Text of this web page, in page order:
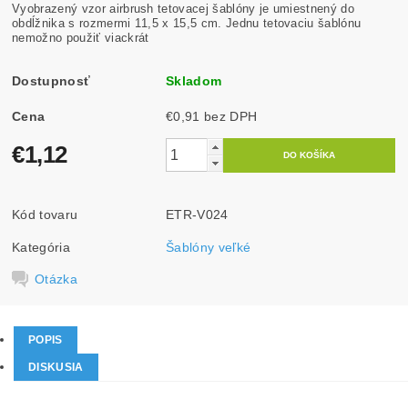
Vyobrazený vzor airbrush tetovacej šablóny je umiestnený do
obdĺžnika s rozmermi 11,5 x 15,5 cm. Jednu tetovaciu šablónu
nemožno použiť viackrát
Dostupnosť Skladom
Cena €0,91 bez DPH
€1,12
Kód tovaru ETR-V024
Kategória Šablóny veľké
Otázka
POPIS
DISKUSIA